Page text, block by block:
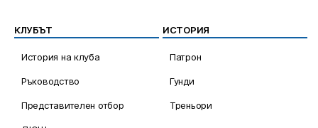
КЛУБЪТ
История на клуба
Ръководство
Представителен отбор
ИСТОРИЯ
Патрон
Гунди
Треньори